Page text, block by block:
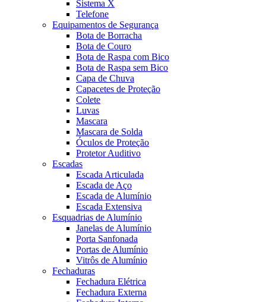
Sistema X
Telefone
Equipamentos de Segurança
Bota de Borracha
Bota de Couro
Bota de Raspa com Bico
Bota de Raspa sem Bico
Capa de Chuva
Capacetes de Proteção
Colete
Luvas
Mascara
Mascara de Solda
Óculos de Proteção
Protetor Auditivo
Escadas
Escada Articulada
Escada de Aço
Escada de Alumínio
Escada Extensiva
Esquadrias de Alumínio
Janelas de Alumínio
Porta Sanfonada
Portas de Alumínio
Vitrôs de Alumínio
Fechaduras
Fechadura Elétrica
Fechadura Externa